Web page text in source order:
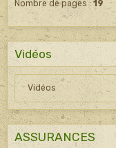
Nombre de pages : 19
Vidéos
Vidéos
ASSURANCES